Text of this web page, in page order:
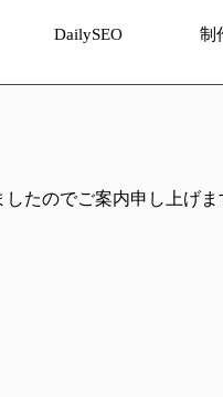
DailySEO 制
たのでご案内申し上げま